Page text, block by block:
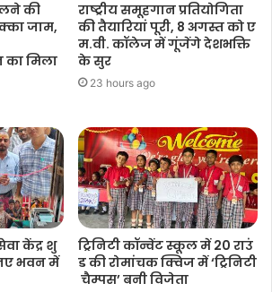
की
जाम,
का मिला
राष्ट्रीय समूहगान प्रतियोगिता
की तैयारियां पूरी, 8 अगस्त को ए
म.वी. कॉलेज में गूंजेंगे देशभक्ति
के सुर
23 hours ago
केंद्र शु
भवन में
ट्रिनिटी कॉन्वेंट स्कूल में 20 राउं
ड की रोमांचक क्विज में ‘ट्रिनिटी
चैम्पस’ बनी विजेता